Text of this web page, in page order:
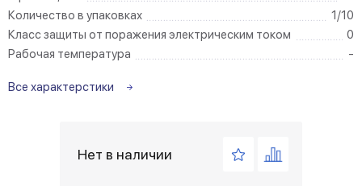
Количество в упаковках
1/10
Класс защиты от поражения электрическим током
0
Рабочая температура
-
Все характерстики
Нет в наличии